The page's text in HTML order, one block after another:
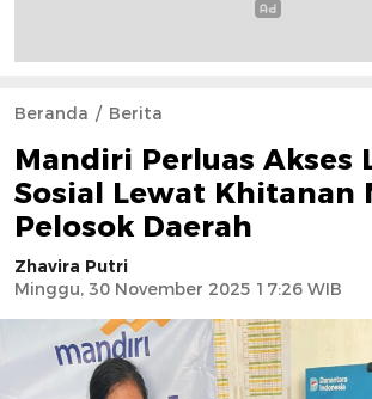
Beranda Berita
Mandiri Perluas Akses
Sosial Lewat Khitanan
Pelosok Daerah
Zhavira Putri
Minggu, 30 November 2025 17:26 WIB